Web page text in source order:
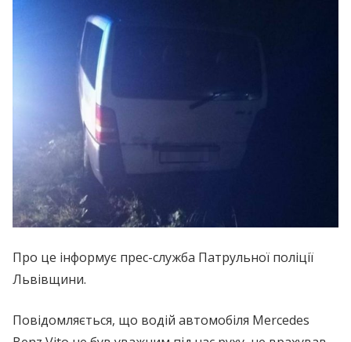
Про це інформує прес-служба Патрульної поліції
Львівщини.
Повідомляється, що водій автомобіля Mercedes